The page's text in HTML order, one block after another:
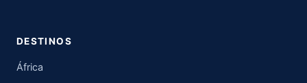
DESTINOS
África